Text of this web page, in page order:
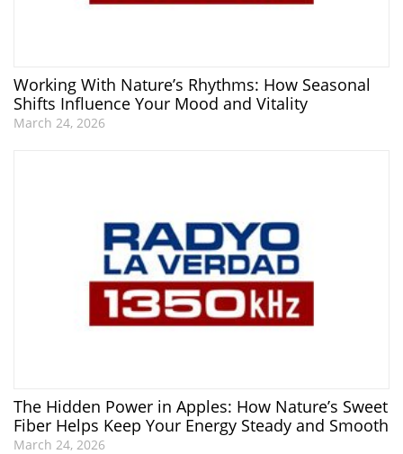
Working With Nature’s Rhythms: How Seasonal
Shifts Influence Your Mood and Vitality
March 24, 2026
The Hidden Power in Apples: How Nature’s Sweet
Fiber Helps Keep Your Energy Steady and Smooth
March 24, 2026